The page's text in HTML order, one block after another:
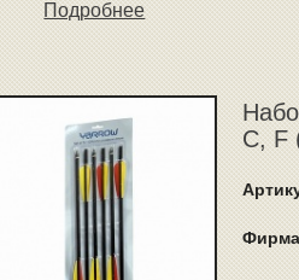
Подробнее
C, F